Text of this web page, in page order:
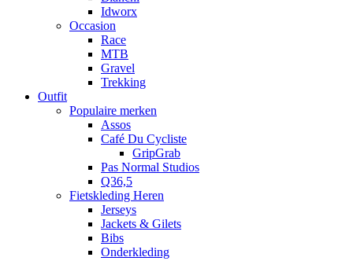
Idworx
Occasion
Race
MTB
Gravel
Trekking
Outfit
Populaire merken
Assos
Café Du Cycliste
GripGrab
Pas Normal Studios
Q36,5
Fietskleding Heren
Jerseys
Jackets & Gilets
Bibs
Onderkleding